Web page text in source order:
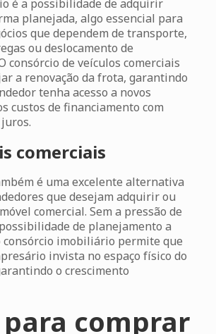
é a possibilidade de adquirir
planejada, algo essencial para
que dependem de transporte,
ou deslocamento de
consórcio de veículos comerciais
a renovação da frota, garantindo
tenha acesso a novos
custos de financiamento com
comerciais
é uma excelente alternativa
que desejam adquirir ou
comercial. Sem a pressão de
de planejamento a
consórcio imobiliário permite que
invista no espaço físico do
o crescimento
para comprar